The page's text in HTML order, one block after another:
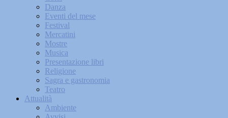
Danza
Eventi del mese
Festival
Mercatini
Mostre
Musica
Presentazione libri
Religione
Sagra e gastronomia
Teatro
Attualità
Ambiente